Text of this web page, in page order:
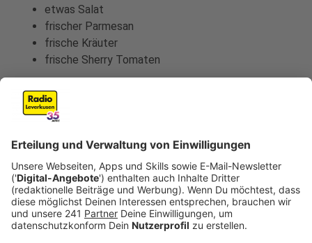
etwas Salat
frischer Parmesan
frische Kräuter
frische Sherry Tomaten
Anzeige
So bereitet ihr das Essen zu
Vorab:
Die Brote aufschneiden und von beiden Seiten mit